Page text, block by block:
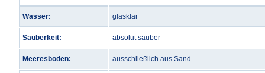
Wasser: glasklar
Sauberkeit: absolut sauber
Meeresboden: ausschließlich aus Sand